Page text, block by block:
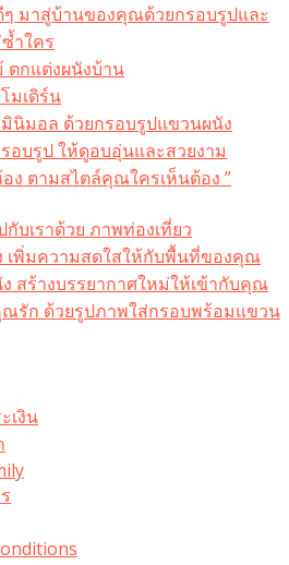
มาสู่บ้านของคุณด้วยกรอบรูปและ
ำใคร
ตกแต่งผนังบ้าน
มเดิร์น
นิมอล ด้วยกรอบรูปแขวนผนัง
อบรูป ให้ดูอบอุ่นและสวยงาม
ง ตามสไตล์คุณใครเห็นต้อง ”
กับเราด้วย ภาพท่องเที่ยว
เพิ่มความสดใสให้กับพื้นที่ของคุณ
สร้างบรรยากาศใหม่ให้เข้ากับคุณ
รัก ด้วยรูปภาพใส่กรอบพร้อมแขวน​
เงิน